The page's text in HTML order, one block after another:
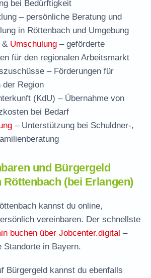
bei Bedürftigkeit
– persönliche Beratung und
in Röttenbach und Umgebung
& Umschulung – geförderte
für den regionalen Arbeitsmarkt
– Förderungen für
der Region
(KdU) – Übernahme von
bei Bedarf
– Unterstützung bei Schuldner-,
und Bürgergeld
Röttenbach (bei Erlangen)
kannst du online,
vereinbaren. Der schnellste
buchen über Jobcenter.digital –
Standorte in Bayern.
Bürgergeld kannst du ebenfalls